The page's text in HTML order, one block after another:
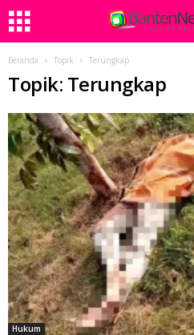
Beranda Topik Terungkap
Topik: Terungkap
Hukum